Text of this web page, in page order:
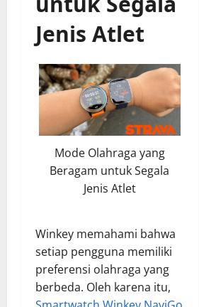
Jenis Atlet
Mode Olahraga yang
Beragam untuk Segala
Jenis Atlet
Winkey memahami bahwa
setiap pengguna memiliki
preferensi olahraga yang
berbeda. Oleh karena itu,